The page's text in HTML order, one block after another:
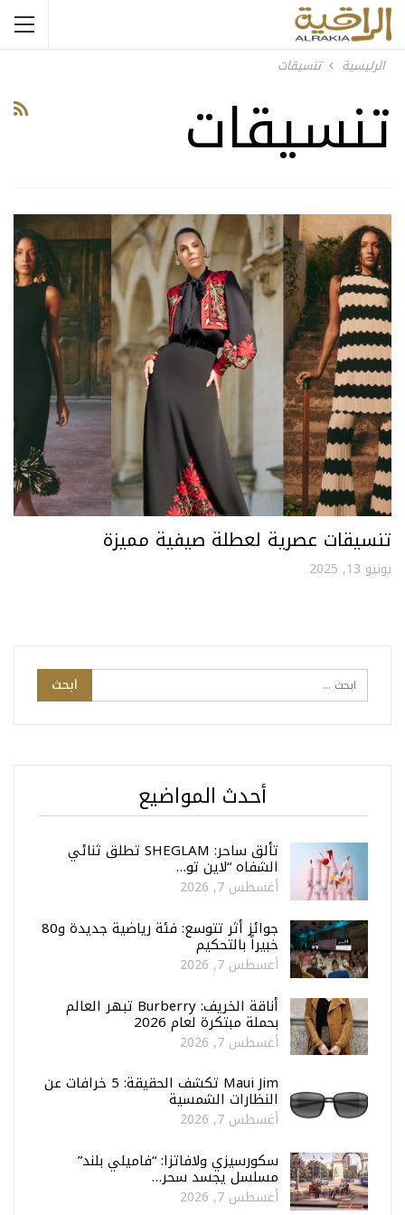
الرئيسية تنسيقات
تنسيقات
تنسيقات عصرية لعطلة صيفية مميزة
يونيو 13, 2025
أحدث المواضيع
تألق ساحر: SHEGLAM تطلق ثنائي
الشفاه “لاين تو…
أغسطس 7, 2026
جوائز أثر تتوسع: فئة رياضية جديدة و80
خبيراً بالتحكيم
أغسطس 7, 2026
أناقة الخريف: Burberry تبهر العالم
بحملة مبتكرة لعام 2026
أغسطس 7, 2026
Maui Jim تكشف الحقيقة: 5 خرافات عن
النظارات الشمسية
أغسطس 7, 2026
سكورسيزي ولافاتزا: “فاميلي بلند”
مسلسل يجسد سحر…
أغسطس 7, 2026